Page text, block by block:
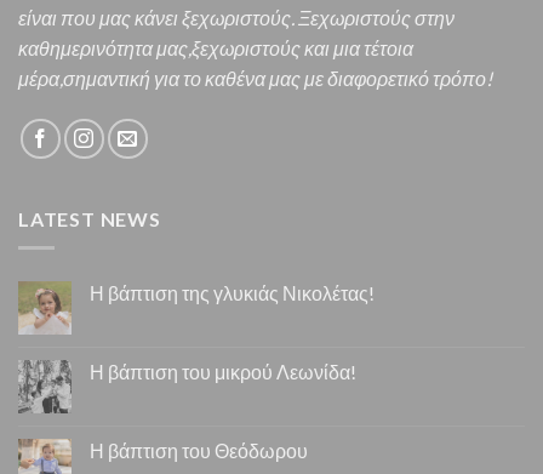
είναι που μας κάνει ξεχωριστούς. Ξεχωριστούς στην
καθημερινότητα μας,ξεχωριστούς και μια τέτοια
μέρα,σημαντική για το καθένα μαςμε διαφορετικό τρόπο!
LATEST NEWS
Η βάπτιση της γλυκιάς Νικολέτας!
Η βάπτιση του μικρού Λεωνίδα!
Η βάπτιση του Θεόδωρου